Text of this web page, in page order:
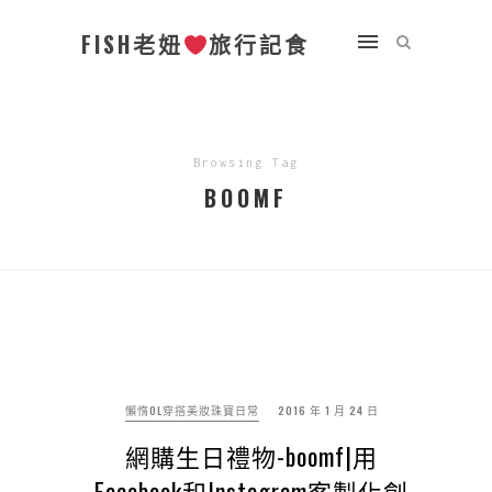
FISH老妞 旅行記食
Browsing Tag
BOOMF
懶惰OL穿搭美妝珠寶日常 2016 年 1 月 24 日
網購生日禮物-boomf|用